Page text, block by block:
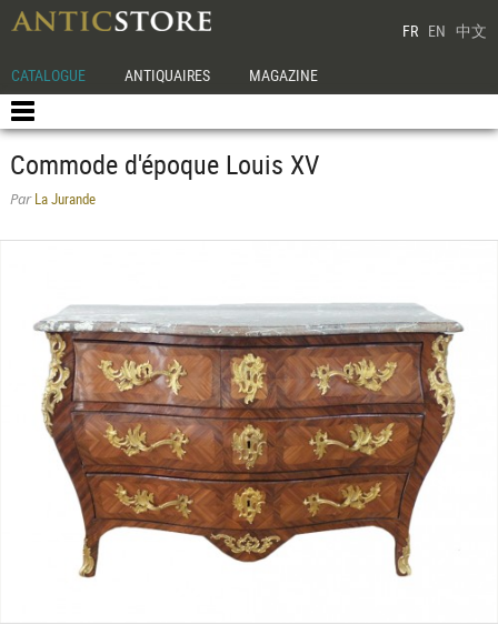
FR EN 中文
CATALOGUE ANTIQUAIRES MAGAZINE
Commode d'époque Louis XV
ParLa Jurande